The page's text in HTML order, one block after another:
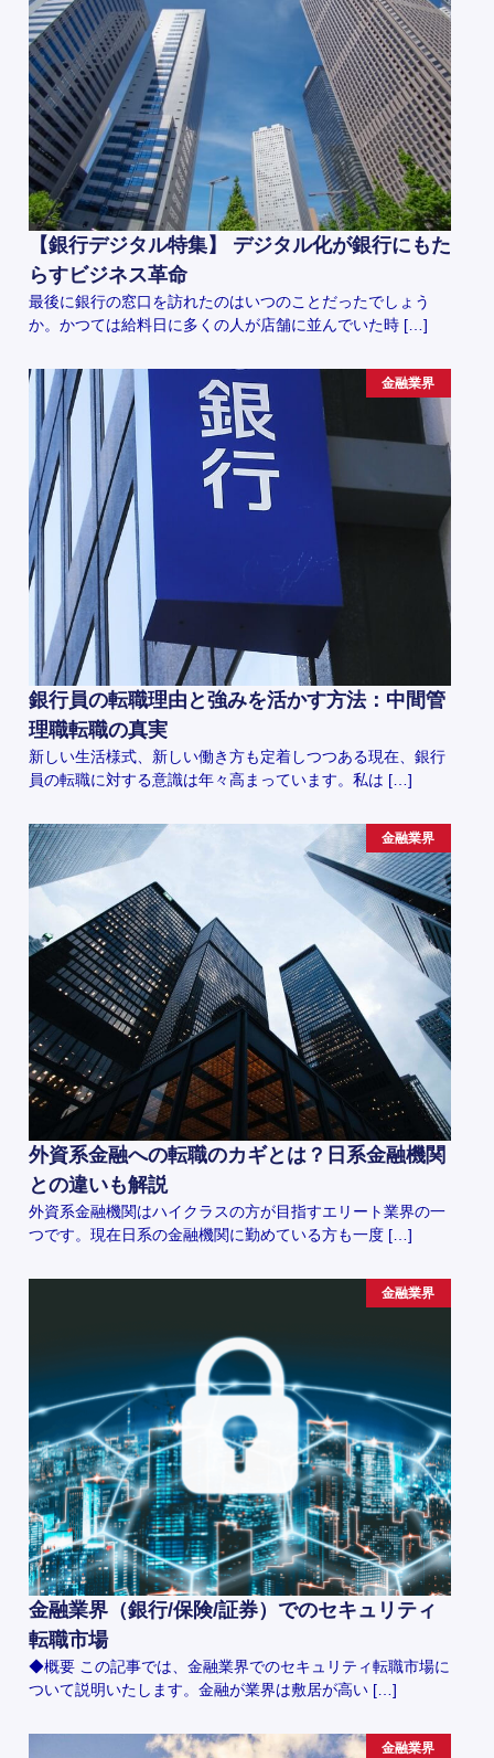
【銀行デジタル特集】 デジタル化が銀行にもた
らすビジネス革命
最後に銀行の窓口を訪れたのはいつのことだったでしょう
か。かつては給料日に多くの人が店舗に並んでいた時 […]
金融業界
銀行員の転職理由と強みを活かす方法：中間管
理職転職の真実
新しい生活様式、新しい働き方も定着しつつある現在、銀行
員の転職に対する意識は年々高まっています。私は […]
金融業界
外資系金融への転職のカギとは？日系金融機関
との違いも解説
外資系金融機関はハイクラスの方が目指すエリート業界の一
つです。現在日系の金融機関に勤めている方も一度 […]
金融業界
金融業界（銀行/保険/証券）でのセキュリティ
転職市場
◆概要 この記事では、金融業界でのセキュリティ転職市場に
ついて説明いたします。金融が業界は敷居が高い […]
金融業界